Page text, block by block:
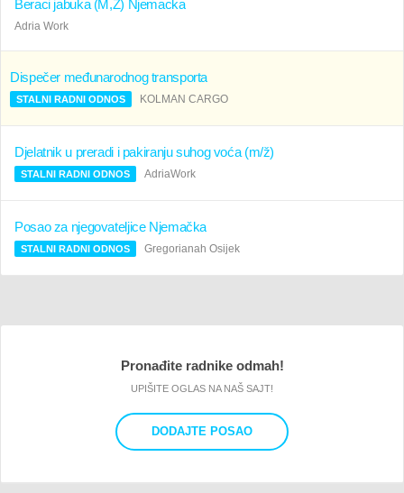
Beraci jabuka (M,Ž) Njemacka
Adria Work
Dispečer međunarodnog transporta
STALNI RADNI ODNOS KOLMAN CARGO
Djelatnik u preradi i pakiranju suhog voća (m/ž)
STALNI RADNI ODNOS AdriaWork
Posao za njegovateljice Njemačka
STALNI RADNI ODNOS Gregorianah Osijek
Pronađite radnike odmah!
UPIŠITE OGLAS NA NAŠ SAJT!
DODAJTE POSAO